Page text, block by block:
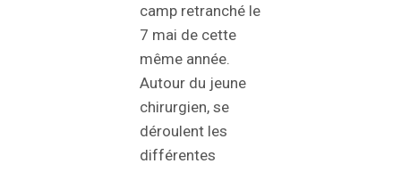
camp retranché le
7 mai de cette
même année.
Autour du jeune
chirurgien, se
déroulent les
différentes